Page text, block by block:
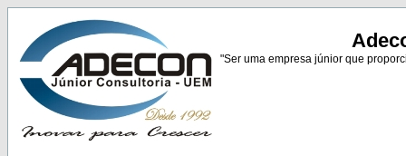
"Ser uma empresa júnior que